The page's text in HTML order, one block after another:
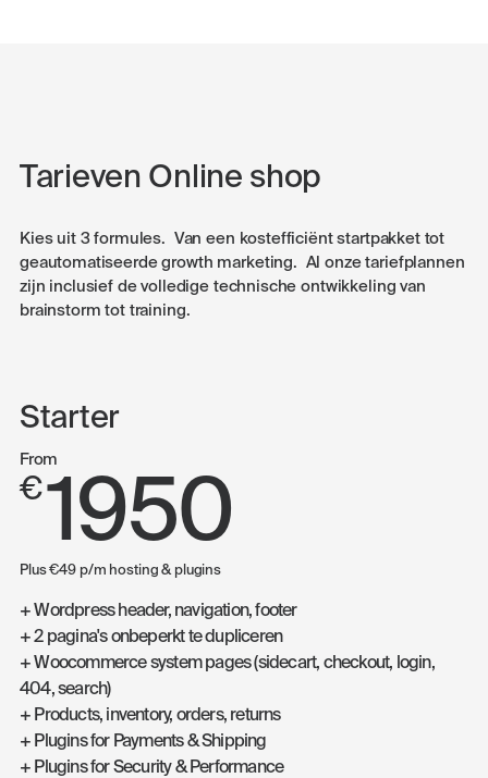
Tarieven Online shop
Kies uit 3 formules. Van een kostefficiënt startpakket tot
geautomatiseerde growth marketing. Al onze tariefplannen
zijn inclusief de volledige technische ontwikkeling van
brainstorm tot training.
Starter
From
€1950
Plus €49 p/m hosting & plugins
+ Wordpress header, navigation, footer
+ 2 pagina's onbeperkt te dupliceren
+ Woocommerce system pages (sidecart, checkout, login,
404, search)
+ Products, inventory, orders, returns
+ Plugins for Payments & Shipping
+ Plugins for Security & Performance